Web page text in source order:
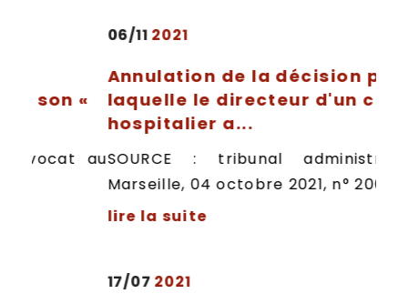
«
au
2021
Annulation de la décision par
laquelle le directeur d'un centre
hospitalier a...
SOURCE : tribunal administratif
Marseille, 04 octobre 2021, n° 2001638
lire la suite
17/07 2021